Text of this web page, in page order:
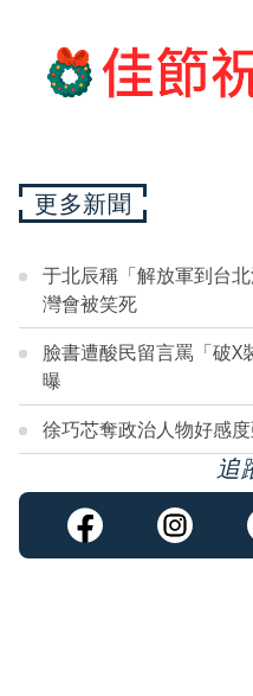
更多新聞
于北辰稱「解放軍到台
灣會被笑死
臉書遭酸民留言罵「破
曝
徐巧芯奪政治人物好感
追